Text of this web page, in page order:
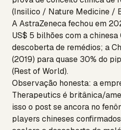
(Insilico / Nature Medicine /
A AstraZeneca fechou em
US$ 5 bilhões com a chinesa
descoberta de remédios; a
(2019) para quase 30% do
(Rest of World).
Observação honesta: a
Therapeutics é britânica/
isso o post se ancora no
players chineses